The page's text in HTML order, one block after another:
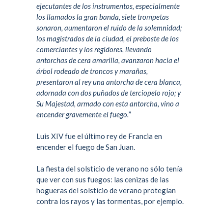
ejecutantes de los instrumentos, especialmente
los llamados la gran banda, siete trompetas
sonaron, aumentaron el ruido de la solemnidad;
los magistrados de la ciudad, el preboste de los
comerciantes y los regidores, llevando
antorchas de cera amarilla, avanzaron hacia el
árbol rodeado de troncos y marañas,
presentaron al rey una antorcha de cera blanca,
adornada con dos puñados de terciopelo rojo; y
Su Majestad, armado con esta antorcha, vino a
encender gravemente el fuego.”
Luis XIVfue el último rey de Francia en
encender el fuego de San Juan.
La fiesta del solsticio de verano no sólo tenía
que ver con sus fuegos: las cenizas de las
hogueras del solsticio de verano protegían
contra los rayos y las tormentas, por ejemplo.